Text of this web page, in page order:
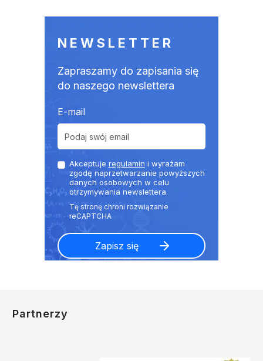
NEWSLETTER
Zapraszamy do zapisania się
do naszego newslettera
E-mail
Akceptuje regulamin i wyrażam
zgodę naprzetwarzanie powyższych
danych osobowych w celu
otrzymywania newslettera.
Partnerzy